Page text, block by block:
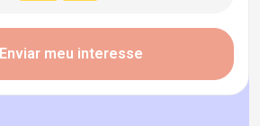
Enviar meu interesse